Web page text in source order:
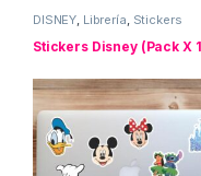
DISNEY Librería Stickers
Stickers Disney (Pack X